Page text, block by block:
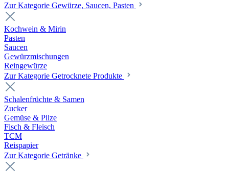
Zur Kategorie Gewürze, Saucen, Pasten
Kochwein & Mirin
Pasten
Saucen
Gewürzmischungen
Reingewürze
Zur Kategorie Getrocknete Produkte
Schalenfrüchte & Samen
Zucker
Gemüse & Pilze
Fisch & Fleisch
TCM
Reispapier
Zur Kategorie Getränke